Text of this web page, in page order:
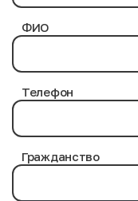
ФИО
Телефон
Гражданство